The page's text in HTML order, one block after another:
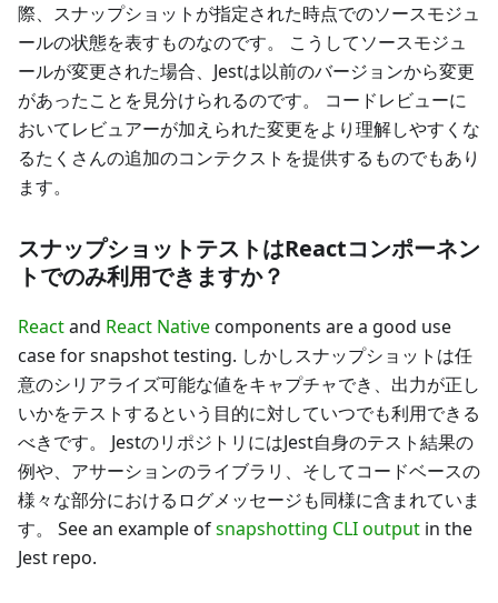
際、スナップショットが指定された時点でのソースモジュ
ールの状態を表すものなのです。 こうしてソースモジュ
ールが変更された場合、Jestは以前のバージョンから変更
があったことを見分けられるのです。 コードレビューに
おいてレビュアーが加えられた変更をより理解しやすくな
るたくさんの追加のコンテクストを提供するものでもあり
ます。
スナップショットテストはReactコンポーネン
トでのみ利用できますか？
Reactand React Nativecomponents are a good use
case for snapshot testing. しかしスナップショットは任
意のシリアライズ可能な値をキャプチャでき、出力が正し
いかをテストするという目的に対していつでも利用できる
べきです。 JestのリポジトリにはJest自身のテスト結果の
例や、アサーションのライブラリ、そしてコードベースの
様々な部分におけるログメッセージも同様に含まれていま
す。 See an example ofsnapshotting CLI output in the
Jest repo.